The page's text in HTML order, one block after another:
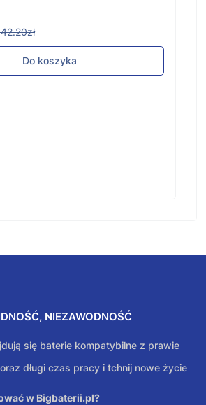
Do koszyka
NIEZAWODNOŚĆ
się baterie kompatybilne z prawie
długi czas pracy i tchnij nowe życie
w Bigbaterii.pl?